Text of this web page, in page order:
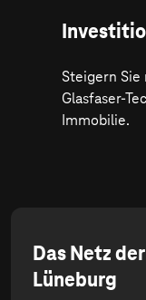
Steigern
Glasfaser-
Immobilie.
Das Netz
Lüneburg